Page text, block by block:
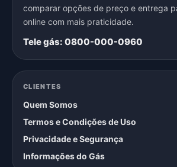
comparar opções de preço e entrega
online com mais praticidade.
Tele gás: 0800-000-0960
CLIENTES
Quem Somos
Termos e Condições de Uso
Privacidade e Segurança
Informações do Gás